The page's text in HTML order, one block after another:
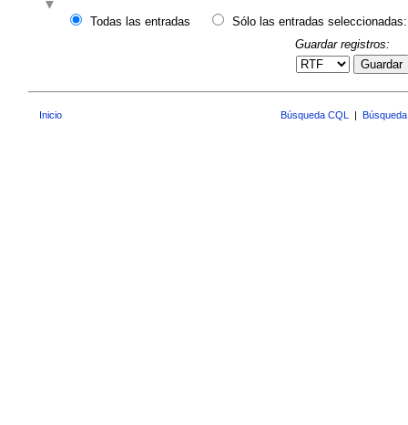
Todas las entradas
Sólo las entradas seleccionadas:
Guardar registros:
Guardar
Inicio Búsqueda CQL